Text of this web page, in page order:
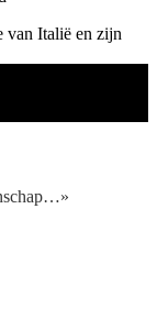
van Italië en zijn